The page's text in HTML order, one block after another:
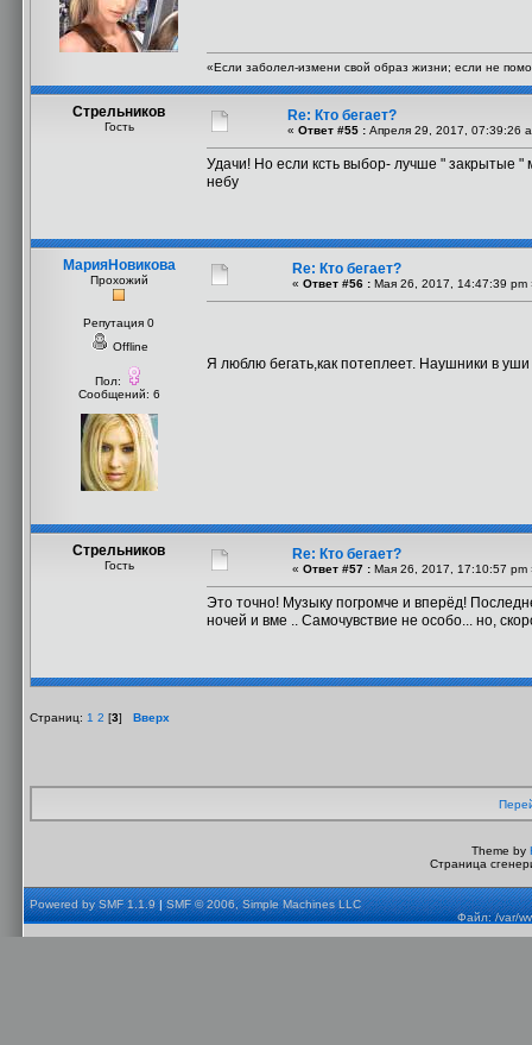
«Если заболел-измени свой образ жизни; если не
Стрельников
Гость
Re: Кто бегает?
« Ответ #55 : Апреля 29, 2017, 07:39:26
Удачи! Но если ксть выбор- лучше " закрытые
небу
МарияНовикова
Прохожий
Репутация 0
Offline
Пол:
Сообщений: 6
Re: Кто бегает?
« Ответ #56 : Мая 26, 2017, 14:47:39 pm
Я люблю бегать,как потеплеет. Наушники в
Стрельников
Гость
Re: Кто бегает?
« Ответ #57 : Мая 26, 2017, 17:10:57 pm
Это точно! Музыку погромче и вперёд!
ночей и вме .. Самочувствие не особо... но,
Страниц: 1 2 [3] Вверх
Theme by
Страница
Powered by SMF 1.1.9|SMF © 2006, Simple Machines LLC
Файл: /var/